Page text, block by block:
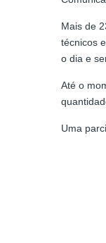
Mais de
técnicos
o dia e
Até o
Uma